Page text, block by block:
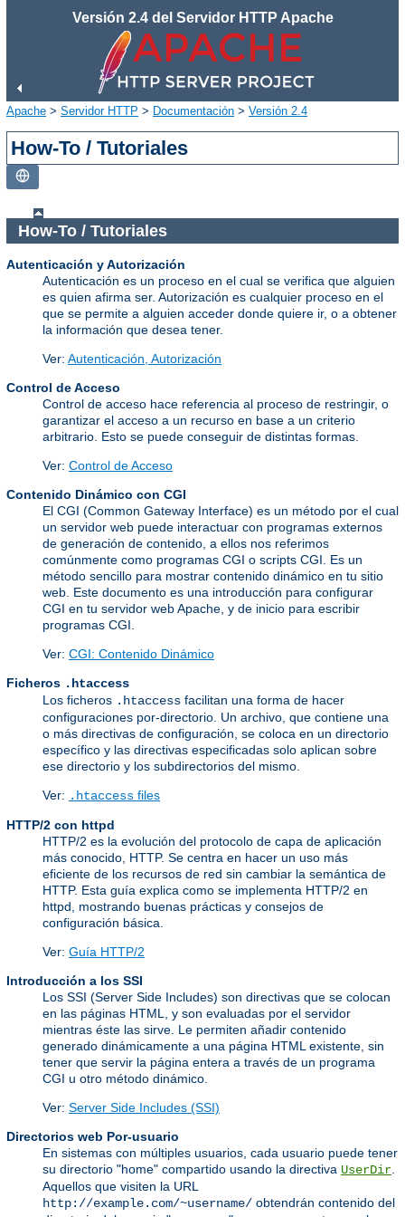
Versión 2.4 del Servidor HTTP Apache
Apache > Servidor HTTP > Documentación > Versión 2.4
How-To / Tutoriales
How-To / Tutoriales
Autenticación y Autorización
Autenticación es un proceso en el cual se verifica que alguien
es quien afirma ser. Autorización es cualquier proceso en el
que se permite a alguien acceder donde quiere ir, o a obtener
la información que desea tener.
Ver: Autenticación, Autorización
Control de Acceso
Control de acceso hace referencia al proceso de restringir, o
garantizar el acceso a un recurso en base a un criterio
arbitrario. Esto se puede conseguir de distintas formas.
Ver: Control de Acceso
Contenido Dinámico con CGI
El CGI (Common Gateway Interface) es un método por el cual
un servidor web puede interactuar con programas externos
de generación de contenido, a ellos nos referimos
comúnmente como programas CGI o scripts CGI. Es un
método sencillo para mostrar contenido dinámico en tu sitio
web. Este documento es una introducción para configurar
CGI en tu servidor web Apache, y de inicio para escribir
programas CGI.
Ver: CGI: Contenido Dinámico
Ficheros .htaccess
Los ficheros .htaccess facilitan una forma de hacer
configuraciones por-directorio. Un archivo, que contiene una
o más directivas de configuración, se coloca en un directorio
específico y las directivas especificadas solo aplican sobre
ese directorio y los subdirectorios del mismo.
Ver: .htaccess files
HTTP/2 con httpd
HTTP/2 es la evolución del protocolo de capa de aplicación
más conocido, HTTP. Se centra en hacer un uso más
eficiente de los recursos de red sin cambiar la semántica de
HTTP. Esta guía explica como se implementa HTTP/2 en
httpd, mostrando buenas prácticas y consejos de
configuración básica.
Ver: Guía HTTP/2
Introducción a los SSI
Los SSI (Server Side Includes) son directivas que se colocan
en las páginas HTML, y son evaluadas por el servidor
mientras éste las sirve. Le permiten añadir contenido
generado dinámicamente a una página HTML existente, sin
tener que servir la página entera a través de un programa
CGI u otro método dinámico.
Ver: Server Side Includes (SSI)
Directorios web Por-usuario
En sistemas con múltiples usuarios, cada usuario puede tener
su directorio "home" compartido usando la directiva UserDir
Aquellos que visiten la URL
http://example.com/~username/ obtendrán contenido del